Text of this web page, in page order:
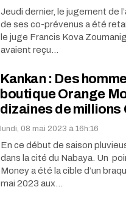
Jeudi dernier, le jugement de
de ses co-prévenus a été
le juge Francis Kova
avaient reçu…
Kankan : Des
boutique Orange
dizaines de millions
lundi, 08 mai 2023 à 16h:16
En ce début de saison
dans la cité du Nabaya. Un
Money a été la cible d’un
mai 2023 aux…